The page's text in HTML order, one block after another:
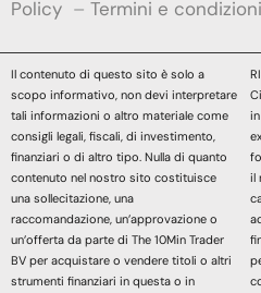
Policy – Termini e condizioni
Il contenuto di questo sito è solo a
scopo informativo, non devi interpretare
tali informazioni o altro materiale come
consigli legali, fiscali, di investimento,
finanziari o di altro tipo. Nulla di quanto
contenuto nel nostro sito costituisce
una sollecitazione, una
raccomandazione, un’approvazione o
un’offerta da parte di The 10Min Trader
BV per acquistare o vendere titoli o altri
strumenti finanziari in questa o in
il